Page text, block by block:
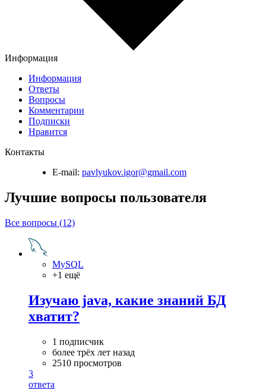
Информация
Информация
Ответы
Вопросы
Комментарии
Подписки
Нравится
Контакты
E-mail: pavlyukov.igor@gmail.com
Лучшие вопросы пользователя
Все вопросы (12)
MySQL
+1 ещё
Изучаю java, какие знаний БД
хватит?
1 подписчик
более трёх лет назад
2510 просмотров
3
ответа